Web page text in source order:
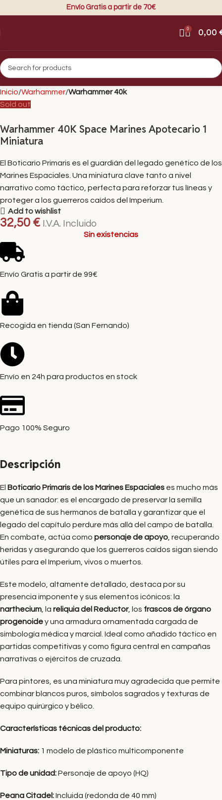
Envío Gratis a partir de 70€
0 0,00
Inicio Warhammer Warhammer 40k
Sold out
Warhammer 40K Space Marines Apotecario 1
Miniatura
El Boticario Primaris es el guardián del legado genético de los
Marines Espaciales. Una miniatura clave tanto a nivel
narrativo como táctico, perfecta para reforzar tus líneas y
proteger a los guerreros caídos del Imperium.
Add to wishlist
32,50 € I.V.A. Incluido
Sin existencias
Envío Gratis a partir de 99€
Recogida en tienda (San Fernando)
Envío en 24h para productos en stock
Pago 100% Seguro
Descripción
El Boticario Primaris de los Marines Espaciales es mucho más
que un sanador: es el encargado de preservar la semilla
genética de sus hermanos de batalla y garantizar que el
legado del capítulo perdure más allá del campo de batalla.
En combate, actúa como personaje de apoyo , recuperando
heridas y asegurando que los guerreros caídos sigan siendo
útiles para el Imperium, vivos o muertos.
Este modelo, altamente detallado, destaca por su
presencia imponente y sus elementos icónicos: la
narthecium , la reliquia del Reductor, los frascos de órgano
progenoidey una armadura ornamentada cargada de
simbología médica y marcial. Ideal como añadido táctico en
partidas competitivas y como figura central en campañas
narrativas o ejércitos de cruzada.
Para pintores, es una miniatura muy agradecida que permite
combinar blancos puros, símbolos sagrados y texturas de
equipo quirúrgico y bélico.
Características técnicas del producto:
Miniaturas: 1 modelo de plástico multicomponente
Tipo de unidad:Personaje de apoyo (HQ)
Peana Citadel:Incluida (redonda de 40 mm)